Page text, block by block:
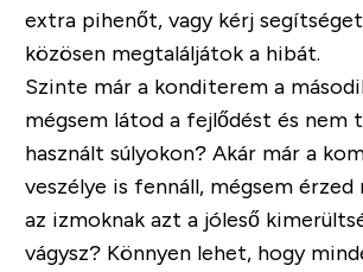
extra pihenőt, vagy kérj
közösen megtaláljátok a hibát.
Szinte már a konditerem a
mégsem látod a fejlődést és nem
használt súlyokon? Akár már a
veszélye is fennáll, mégsem érzed
az izmoknak azt a jóleső
vágysz? Könnyen lehet, hogy